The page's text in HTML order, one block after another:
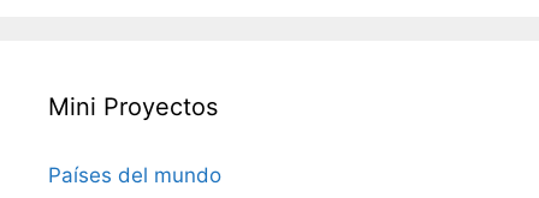
Mini Proyectos
Países del mundo